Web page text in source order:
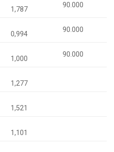
1,787
90.000
0,994
90.000
1,000
90.000
1,277
1,521
1,101